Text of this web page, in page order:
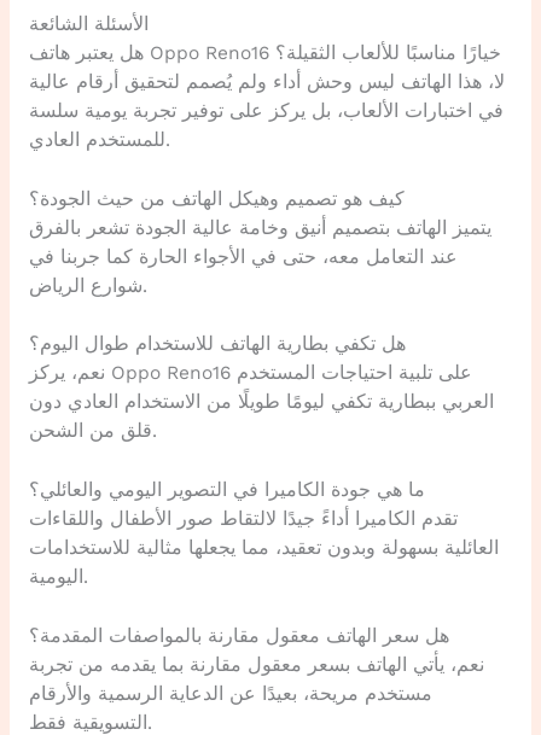
الأسئلة الشائعة
هل يعتبر هاتف Oppo Reno16 خيارًا مناسبًا للألعاب الثقيلة؟
لا، هذا الهاتف ليس وحش أداء ولم يُصمم لتحقيق أرقام عالية
في اختبارات الألعاب، بل يركز على توفير تجربة يومية سلسة
للمستخدم العادي.
كيف هو تصميم وهيكل الهاتف من حيث الجودة؟
يتميز الهاتف بتصميم أنيق وخامة عالية الجودة تشعر بالفرق
عند التعامل معه، حتى في الأجواء الحارة كما جربنا في
شوارع الرياض.
هل تكفي بطارية الهاتف للاستخدام طوال اليوم؟
نعم، يركز Oppo Reno16 على تلبية احتياجات المستخدم
العربي ببطارية تكفي ليومًا طويلًا من الاستخدام العادي دون
قلق من الشحن.
ما هي جودة الكاميرا في التصوير اليومي والعائلي؟
تقدم الكاميرا أداءً جيدًا لالتقاط صور الأطفال واللقاءات
العائلية بسهولة وبدون تعقيد، مما يجعلها مثالية للاستخدامات
اليومية.
هل سعر الهاتف معقول مقارنة بالمواصفات المقدمة؟
نعم، يأتي الهاتف بسعر معقول مقارنة بما يقدمه من تجربة
مستخدم مريحة، بعيدًا عن الدعاية الرسمية والأرقام
التسويقية فقط.